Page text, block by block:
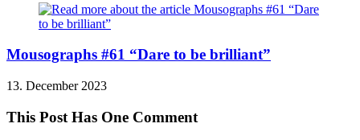
Mousographs #61 “Dare to be brilliant”
13. December 2023
This Post Has One Comment